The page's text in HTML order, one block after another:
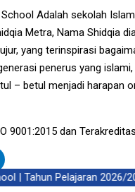
Adalah sekolah
Metra, Nama Shidqia
yang terinspirasi
penerus yang
– betul menjadi harapan
9001:2015 dan
| Tahun Pelajaran 2026/